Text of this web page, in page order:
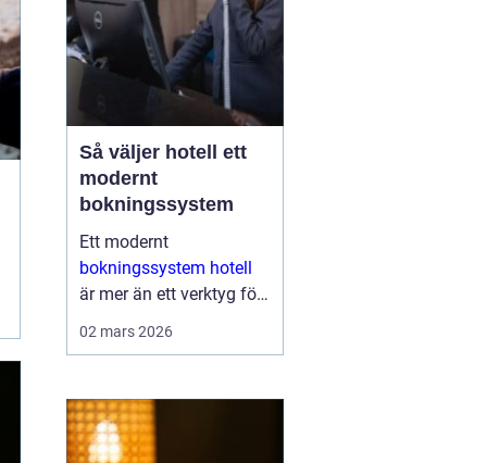
att bygga ...
Så väljer hotell ett
modernt
bokningssystem
Ett modernt
bokningssystem hotell
är mer än ett verktyg för
verksamheten. Här
hanteras bokningar,
incheckning, betalningar,
02 mars 2026